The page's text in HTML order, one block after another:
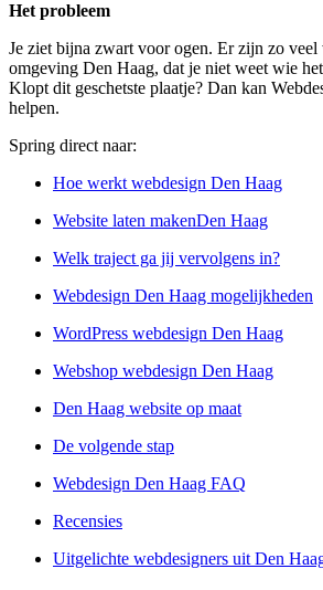
Het probleem
Je ziet bijna zwart voor ogen. Er zijn zo veel
omgeving Den Haag, dat je niet weet wie
Klopt dit geschetste plaatje? Dan kan
helpen.
Spring direct naar:
Hoe werkt webdesign Den Haag
Website laten makenDen Haag
Welk traject ga jij vervolgens in?
Webdesign Den Haag mogelijkheden
WordPress webdesign Den Haag
Webshop webdesign Den Haag
Den Haag website op maat
De volgende stap
Webdesign Den Haag FAQ
Recensies
Uitgelichte webdesigners uit Den